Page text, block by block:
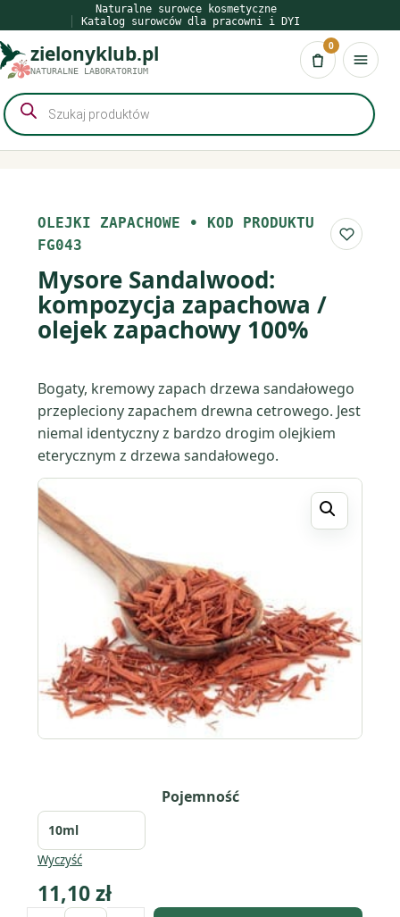
do
treści
Naturalne surowce kosmetyczne
Katalog surowców dla pracowni i DYI
zielonyklub.pl
NATURALNE LABORATORIUM Koszyk
0
Wyszukiwarka
produktów
OLEJKI ZAPACHOWE • KOD PRODUKTU
FG043
Do
Mysore Sandalwood:
kompozycja zapachowa /
olejek zapachowy 100%
Bogaty, kremowy zapach drzewa sandałowego
przepleciony zapachem drewna cetrowego. Jest
niemal identyczny z bardzo drogim olejkiem
eterycznym z drzewa sandałowego.
Pojemność
Wyczyść
11,10zł